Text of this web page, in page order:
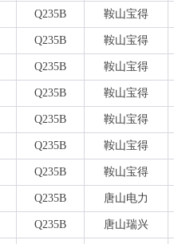
Q235B 鞍山宝得
Q235B 鞍山宝得
Q235B 鞍山宝得
Q235B 鞍山宝得
Q235B 鞍山宝得
Q235B 鞍山宝得
Q235B 鞍山宝得
Q235B 唐山电力
Q235B 唐山瑞兴